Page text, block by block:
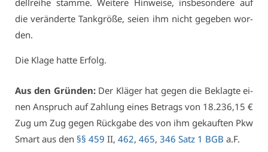
dell­rei­he stam­me. Wei­te­re Hin­wei­se, ins­be­son­de­re auf
die ver­än­der­te Tank­grö­ße, sei­en ihm nicht ge­ge­ben wor­
den.
Die Kla­ge hat­te Er­folg.
Aus den Grün­den:Der Klä­ger hat ge­gen die Be­klag­te ei­
nen An­spruch auf Zah­lung ei­nes Be­trags von 18.236,15 €
Zug um Zug ge­gen Rück­ga­be des von ihm ge­kauf­ten Pkw
Smart aus den §§ 459 II, 462, 465, 346 Satz 1 BGB a.F.